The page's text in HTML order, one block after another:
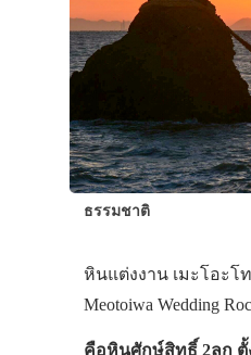
ธรรมชาติ
หินแต่งงาน เมะโอะโ
Meotoiwa Wedding
คือหินศักษ์สิทธิ์ 2ลูก ตั้